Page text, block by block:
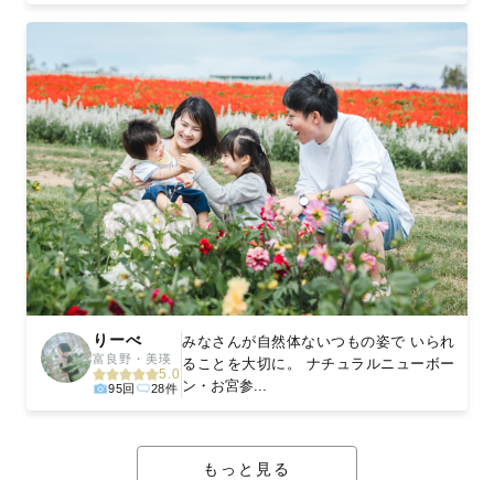
りーべ
富良野・美瑛
5.0
95回 28件
みなさんが自然体ないつもの姿で いられ
ることを大切に。 ナチュラルニューボー
ン・お宮参...
もっと見る